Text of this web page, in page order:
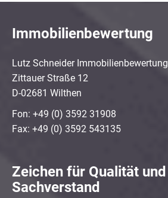
Immobilienbewertung
Lutz Schneider Immobilienbewertung
Zittauer Straße 12
D-02681 Wilthen
Fon: +49 (0) 3592 31908
Fax: +49 (0) 3592 543135
Zeichen für Qualität und
Sachverstand